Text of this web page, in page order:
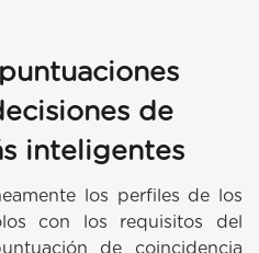
de
inteligentes
los perfiles de los
con los requisitos del
de coincidencia